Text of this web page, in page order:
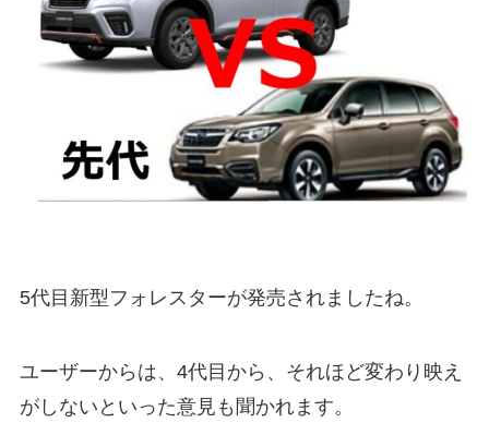
5代目新型フォレスターが発売されましたね。
ユーザーからは、4代目から、それほど変わり映え
がしないといった意見も聞かれます。